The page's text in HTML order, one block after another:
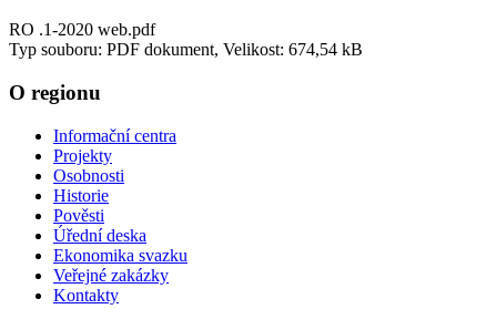
RO .1-2020 web.pdf
Typ souboru: PDF dokument, Velikost: 674,54 kB
O regionu
Informační centra
Projekty
Osobnosti
Historie
Pověsti
Úřední deska
Ekonomika svazku
Veřejné zakázky
Kontakty